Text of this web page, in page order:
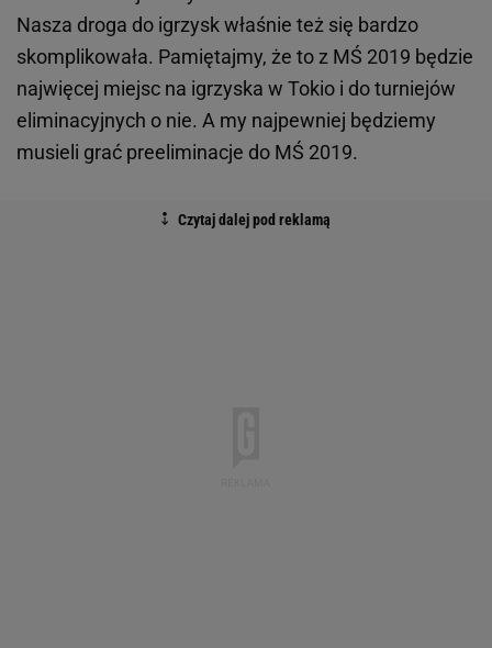
Nasza droga do igrzysk właśnie też się bardzo
skomplikowała. Pamiętajmy, że to z MŚ 2019 będzie
najwięcej miejsc na igrzyska w Tokio i do turniejów
eliminacyjnych o nie. A my najpewniej będziemy
musieli grać preeliminacje do MŚ 2019.